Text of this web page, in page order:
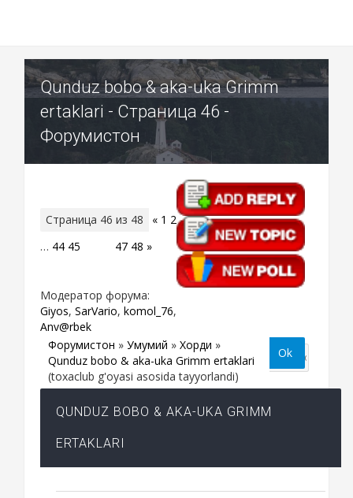
Qunduz bobo & aka-uka Grimm
ertaklari - Страница 46 -
Форумистон
Страница 46 из 48 « 1 2
… 44 45 47 48 »
Модератор форума:
Giyos, SarVario, komol_76,
Anv@rbek
Форумистон » Умумий » Хордиқ »
Qunduz bobo & aka-uka Grimm ertaklari
(toxaclub g'oyasi asosida tayyorlandi)
QUNDUZ BOBO & AKA-UKA GRIMM
ERTAKLARI